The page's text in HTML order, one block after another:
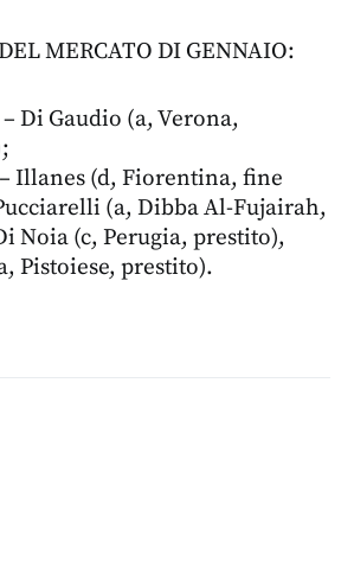
MERCATO DI GENNAIO:
– Di Gaudio (a, Verona,
– Illanes (d, Fiorentina, fine
(a, Dibba Al-Fujairah,
Noia (c, Perugia, prestito),
Pistoiese, prestito).